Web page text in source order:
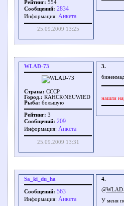
Рейтинг: 554
Сообщений: 2834
Информация: Aнкета
25.09.2009 13:25
WLAD-73
Страна: СССР
Город.: КАНСК/NEUWIED
Рыба: большую
Рейтинг: 3
Сообщений: 209
Информация: Aнкета
25.09.2009 13:31
3.
нашли
Sa_ki_du_ha
Сообщений: 563
Информация: Aнкета
4.
У меня